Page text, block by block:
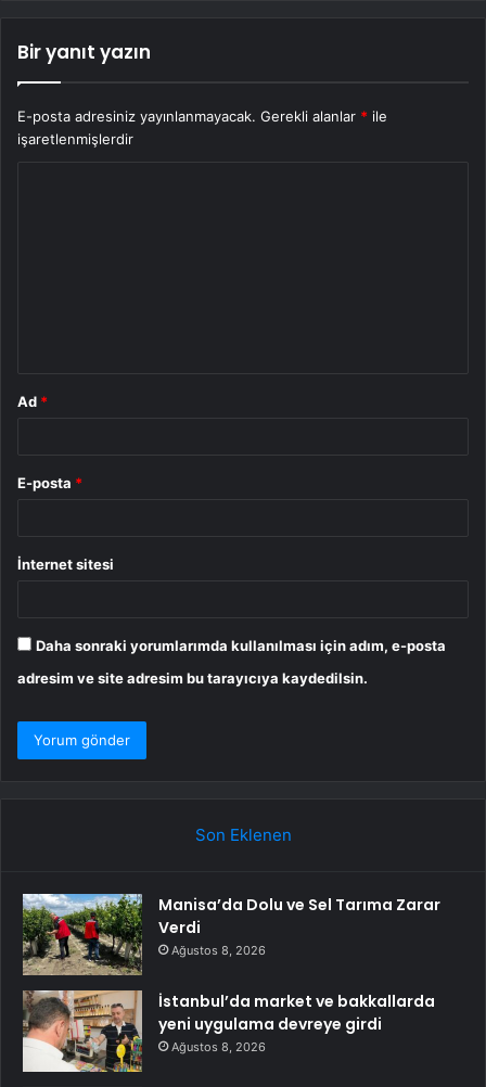
Bir yanıt yazın
E-posta adresiniz yayınlanmayacak. Gerekli alanlar * ile
işaretlenmişlerdir
Ad *
E-posta *
İnternet sitesi
Daha sonraki yorumlarımda kullanılması için adım, e-posta
adresim ve site adresim bu tarayıcıya kaydedilsin.
Son Eklenen
Manisa’da Dolu ve Sel Tarıma Zarar
Verdi
Ağustos 8, 2026
İstanbul’da market ve bakkallarda
yeni uygulama devreye girdi
Ağustos 8, 2026